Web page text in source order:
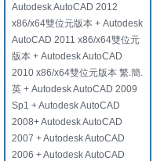
Autodesk AutoCAD 2012
x86/x64雙位元版本 + Autodesk
AutoCAD 2011 x86/x64雙位元
版本 + Autodesk AutoCAD
2010 x86/x64雙位元版本 繁.簡.
英 + Autodesk AutoCAD 2009
Sp1 + Autodesk AutoCAD
2008+ Autodesk AutoCAD
2007 + Autodesk AutoCAD
2006 + Autodesk AutoCAD